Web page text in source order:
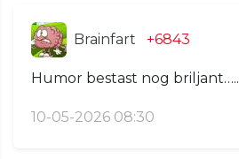
Brainfart +6843
Humor bestast nog briljant…..
10-05-2026 08:30